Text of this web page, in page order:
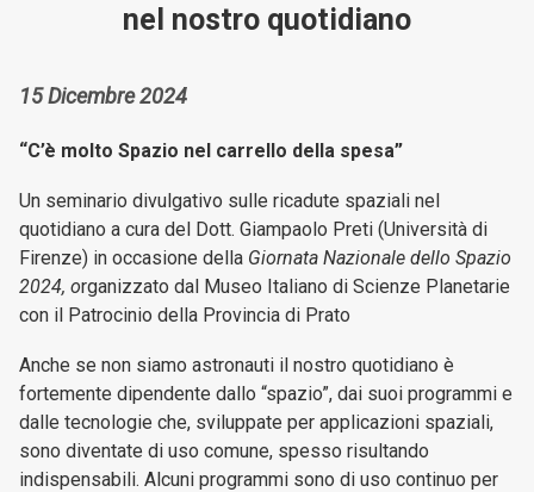
nel nostro quotidiano
15 Dicembre 2024
“C’è molto Spazio nel carrello della spesa”
Un seminario divulgativo sulle ricadute spaziali nel
quotidiano a cura del Dott. Giampaolo Preti (Università di
Firenze) in occasione della Giornata Nazionale dello Spazio
2024, organizzato dal Museo Italiano di Scienze Planetarie
con il Patrocinio della Provincia di Prato
Anche se non siamo astronauti il nostro quotidiano è
fortemente dipendente dallo “spazio”, dai suoi programmi e
dalle tecnologie che, sviluppate per applicazioni spaziali,
sono diventate di uso comune, spesso risultando
indispensabili. Alcuni programmi sono di uso continuo per